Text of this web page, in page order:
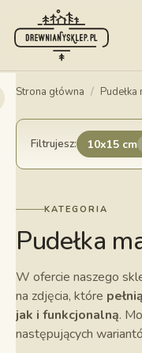
Strona główna /
Filtrujesz: 10x15 cm
KATEGORIA
Pudełka
W ofercie naszego
na zdjęcia, które
jak i funkcjonalną.
następujących